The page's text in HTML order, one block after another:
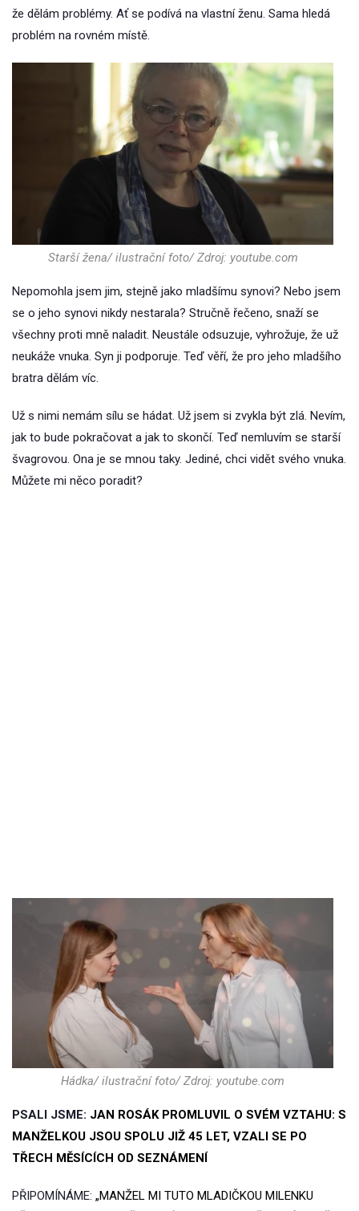
že dělám problémy. Ať se podívá na vlastní ženu. Sama hledá
problém na rovném místě.
Starší žena/ ilustrační foto/ Zdroj: youtube.com
Nepomohla jsem jim, stejně jako mladšímu synovi? Nebo jsem
se o jeho synovi nikdy nestarala? Stručně řečeno, snaží se
všechny proti mně naladit. Neustále odsuzuje, vyhrožuje, že už
neukáže vnuka. Syn ji podporuje. Teď věří, že pro jeho mladšího
bratra dělám víc.
Už s nimi nemám sílu se hádat. Už jsem si zvykla být zlá. Nevím,
jak to bude pokračovat a jak to skončí. Teď nemluvím se starší
švagrovou. Ona je se mnou taky. Jediné, chci vidět svého vnuka.
Můžete mi něco poradit?
Hádka/ ilustrační foto/ Zdroj: youtube.com
PSALI JSME: JAN ROSÁK PROMLUVIL O SVÉM VZTAHU: S
MANŽELKOU JSOU SPOLU JIŽ 45 LET, VZALI SE PO
TŘECH MĚSÍCÍCH OD SEZNÁMENÍ
PŘIPOMÍNÁME: „MANŽEL MI TUTO MLADIČKOU MILENKU